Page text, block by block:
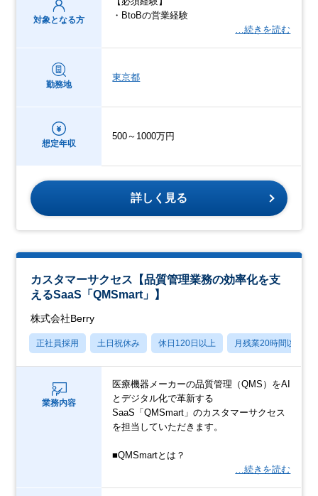
対象となる方
・BtoBの営業経験
…続きを読む
勤務地
東京都
想定年収
500～1000万円
詳しく見る
カスタマーサクセス【品質管理業務の効率化を支
えるSaaS「QMSmart」】
株式会社Berry
正社員採用 土日祝休み 休日120日以上 月残業20時間以内
業務内容
医療機器メーカーの品質管理（QMS）をAI
とデジタル化で革新する
SaaS「QMSmart」のカスタマーサクセス
を担当していただきます。
■QMSmartとは？
…続きを読む